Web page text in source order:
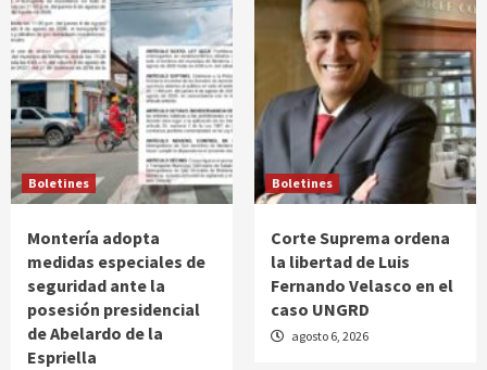
Boletines
Montería adopta
medidas especiales de
seguridad ante la
posesión presidencial
de Abelardo de la
Espriella
Boletines
Corte Suprema ordena
la libertad de Luis
Fernando Velasco en el
caso UNGRD
agosto 6, 2026